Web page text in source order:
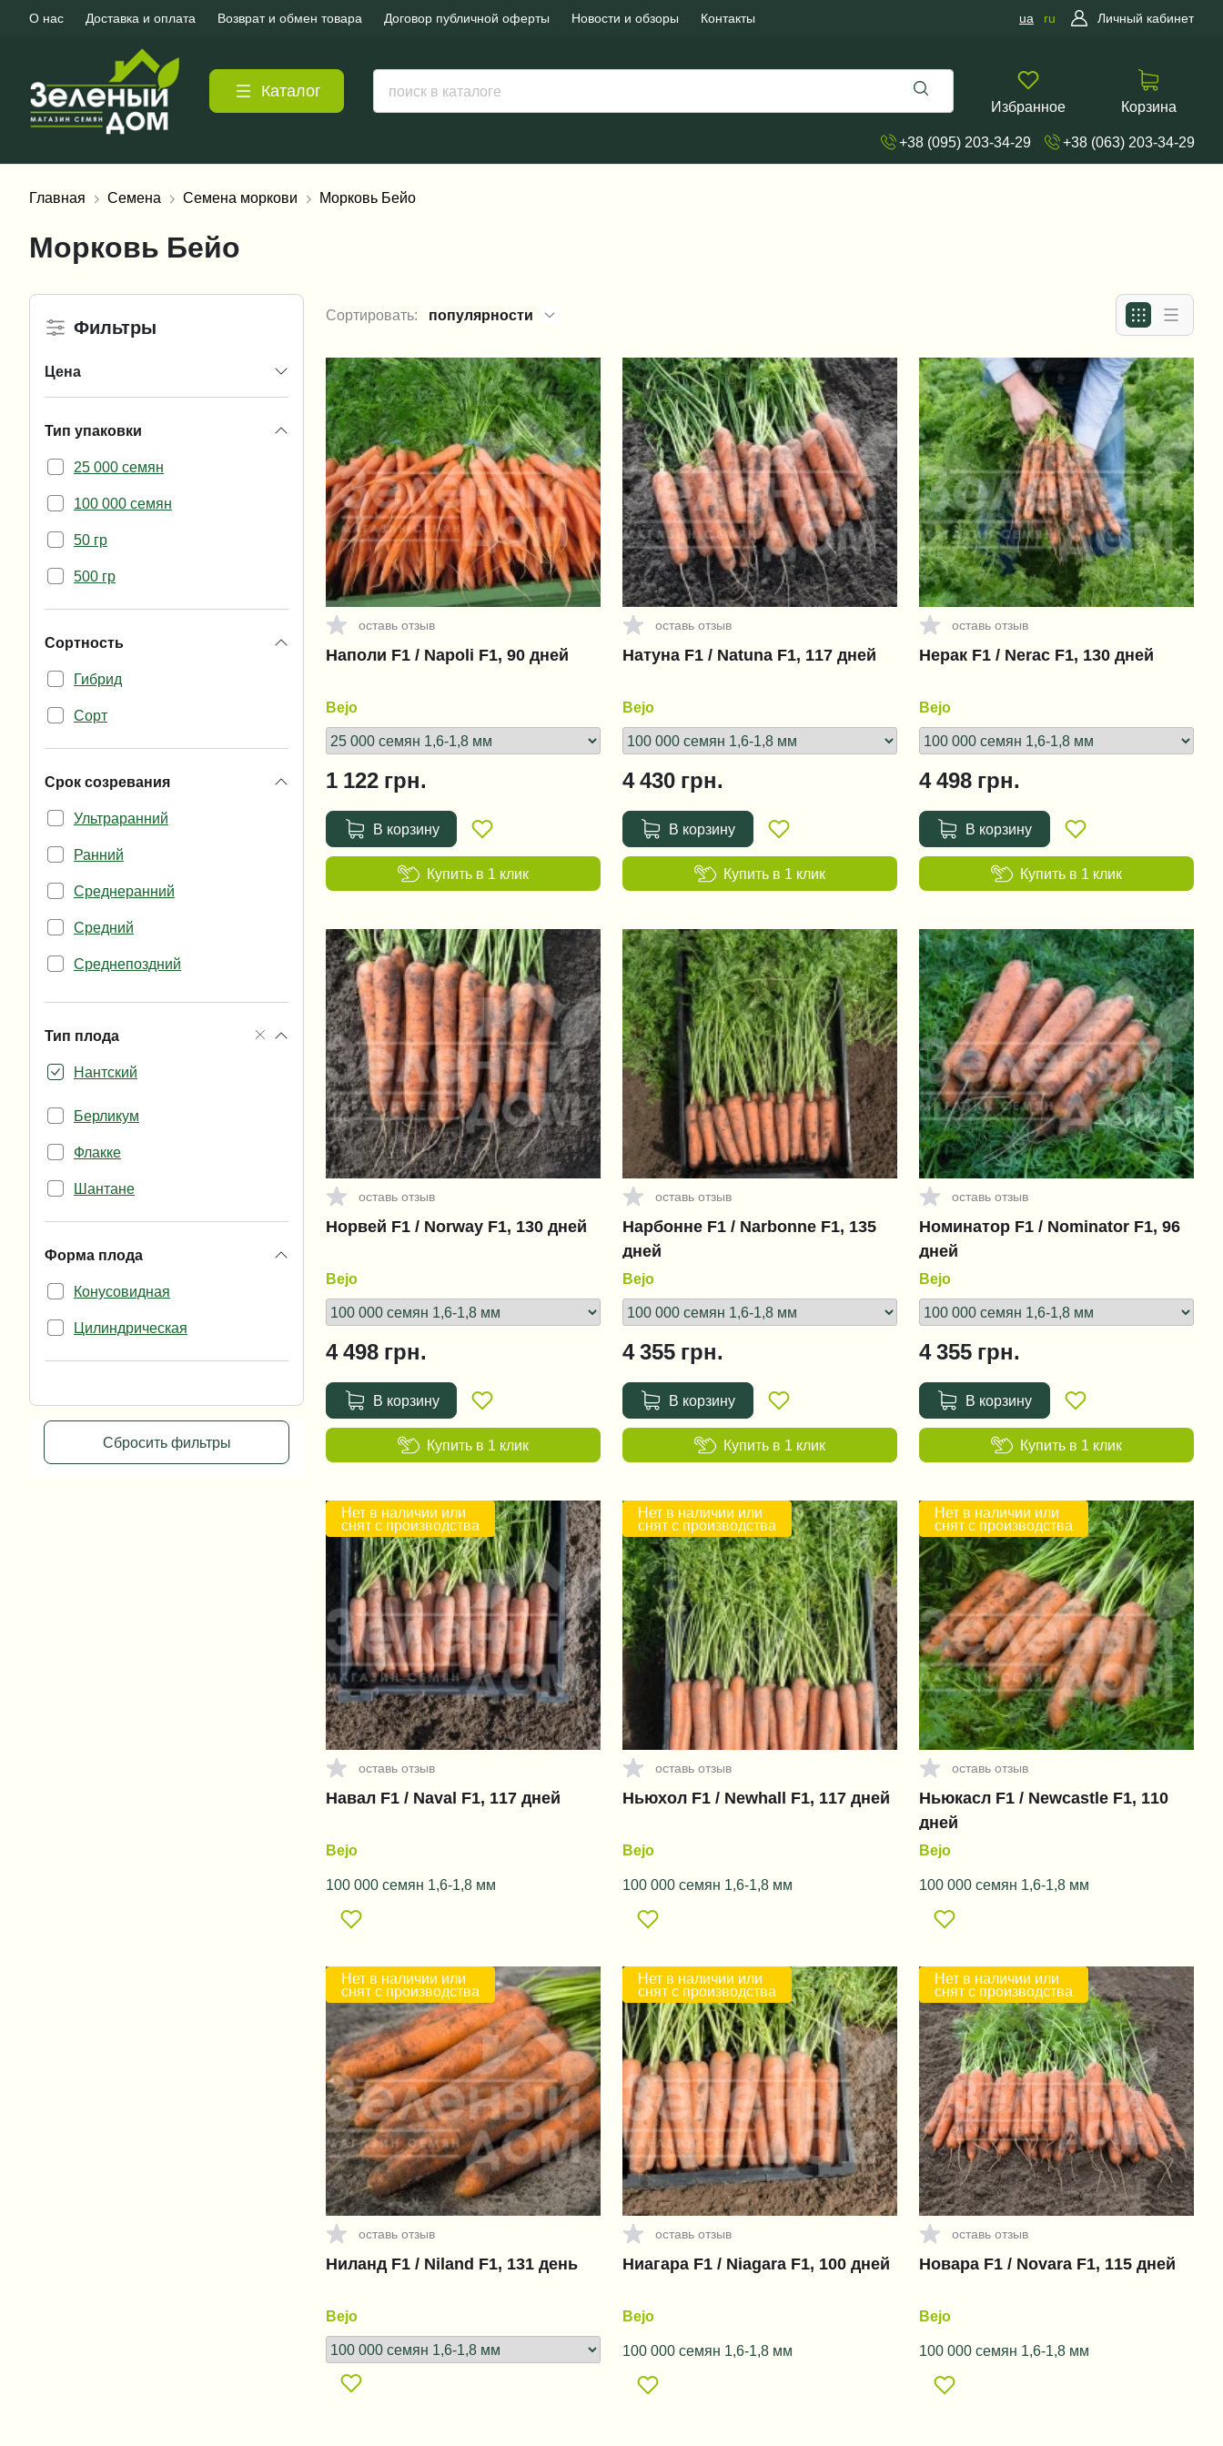
О нас Доставка и оплата Возврат и обмен товара Договор публичной оферты Новости и обзоры Контакты ua ru Личный кабинет
Каталог
Избранное Корзина
+38 (095) 203-34-29 +38 (063) 203-34-29
Главная Семена Семена моркови Морковь Бейо
Морковь Бейо
Фильтры
Цена
Тип упаковки
25 000 семян
100 000 семян
50 гр
500 гр
Сортность
Гибрид
Сорт
Срок созревания
Ультраранний
Ранний
Среднеранний
Средний
Среднепоздний
Поздний
Тип плода
Нантский
Берликум
Флакке
Шантане
Форма плода
Конусовидная
Цилиндрическая
Сбросить фильтры
Сортировать: популярности
оставь отзыв
Наполи F1 / Napoli F1, 90 дней
Bejo
1 122 грн.
В корзину
Купить в 1 клик
оставь отзыв
Натуна F1 / Natuna F1, 117 дней
Bejo
4 430грн.
В корзину
Купить в 1 клик
оставь отзыв
Нерак F1 / Nerac F1, 130 дней
Bejo
4 498грн.
В корзину
Купить в 1 клик
оставь отзыв
Норвей F1 / Norway F1, 130 дней
Bejo
4 498 грн.
В корзину
Купить в 1 клик
оставь отзыв
Нарбонне F1 / Narbonne F1, 135
дней
Bejo
4 355грн.
В корзину
Купить в 1 клик
оставь отзыв
Номинатор F1 / Nominator F1, 96
дней
Bejo
4 355грн.
В корзину
Купить в 1 клик
Нет в наличии или
снят с производства
оставь отзыв
Навал F1 / Naval F1, 117 дней
Bejo
100 000 семян 1,6-1,8 мм
Нет в наличии или
снят с производства
оставь отзыв
Ньюхол F1 / Newhall F1, 117 дней
Bejo
100 000 семян 1,6-1,8 мм
Нет в наличии или
снят с производства
оставь отзыв
Ньюкасл F1 / Newcastle F1, 110
дней
Bejo
100 000 семян 1,6-1,8 мм
Нет в наличии или
снят с производства
оставь отзыв
Ниланд F1 / Niland F1, 131 день
Bejo
Нет в наличии или
снят с производства
оставь отзыв
Ниагара F1 / Niagara F1, 100 дней
Bejo
100 000 семян 1,6-1,8 мм
Нет в наличии или
снят с производства
оставь отзыв
Новара F1 / Novara F1, 115 дней
Bejo
100 000 семян 1,6-1,8 мм